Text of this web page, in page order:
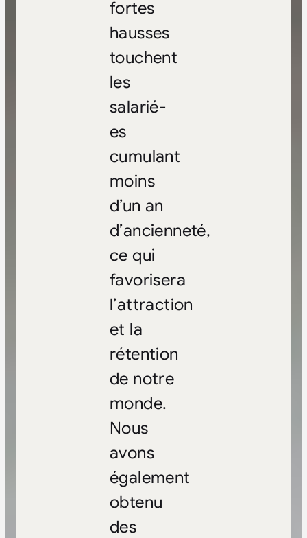
fortes
hausses
touchent
les
salarié-
es
cumulant
moins
d’un an
d’ancienneté,
ce qui
favorisera
l’attraction
et la
rétention
de notre
monde.
Nous
avons
également
obtenu
des